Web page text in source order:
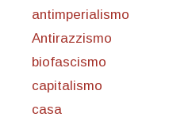
antimperialismo
Antirazzismo
biofascismo
capitalismo
casa